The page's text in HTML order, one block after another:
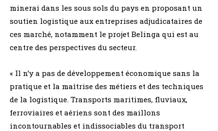
minerai dans les sous sols du pays en proposant un
soutien logistique aux entreprises adjudicataires de
ces marché, notamment le projet Belinga qui est au
centre des perspectives du secteur.
« Il n’y a pas de développement économique sans la
pratique et la maîtrise des métiers et des techniques
de la logistique. Transports maritimes, fluviaux,
ferroviaires et aériens sont des maillons
incontournables et indissociables du transport